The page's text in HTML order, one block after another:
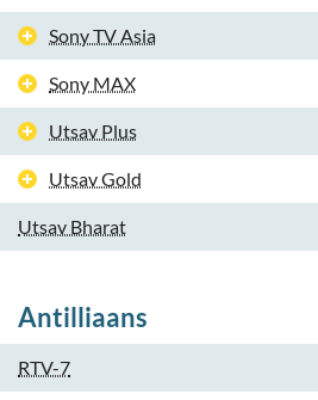
Sony TV Asia
Sony MAX
Utsav Plus
Utsav Gold
Utsav Bharat
Antilliaans
RTV-7